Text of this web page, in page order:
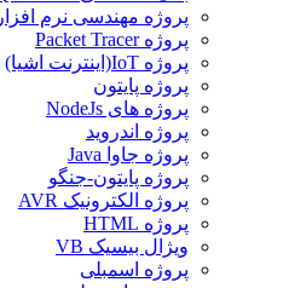
پروژه مهندسی نرم افزار
پروژه Packet Tracer
پروژه IoT(اینترنت اشیا)
پروژه پایتون
پروژه های NodeJs
پروژه اندروید
پروژه جاوا Java
پروژه پایتون-جنگو
پروژه الکترونیک AVR
پروژه HTML
ویژال بیسیک VB
پروژه اسمبلی